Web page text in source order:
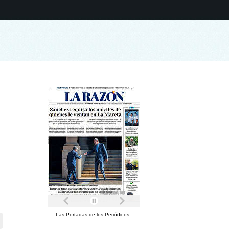
Las Portadas de los Periódicos